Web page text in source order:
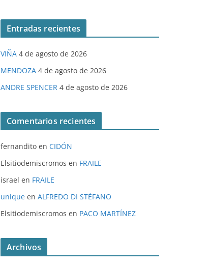
Entradas recientes
VIÑA 4 de agosto de 2026
MENDOZA 4 de agosto de 2026
ANDRE SPENCER 4 de agosto de 2026
Comentarios recientes
fernandito en CIDÓN
Elsitiodemiscromos en FRAILE
israel en FRAILE
unique en ALFREDO DI STÉFANO
Elsitiodemiscromos en PACO MARTÍNEZ
Archivos